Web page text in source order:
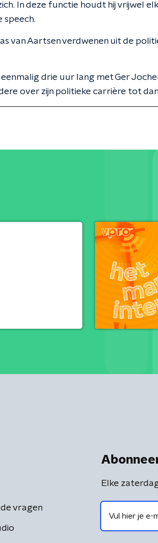
In deze functie houdt hij vrijwel
speech.
van Aartsen verdwenen uit de
drie uur lang met Ger
over zijn politieke carrière tot
vragen
Elke